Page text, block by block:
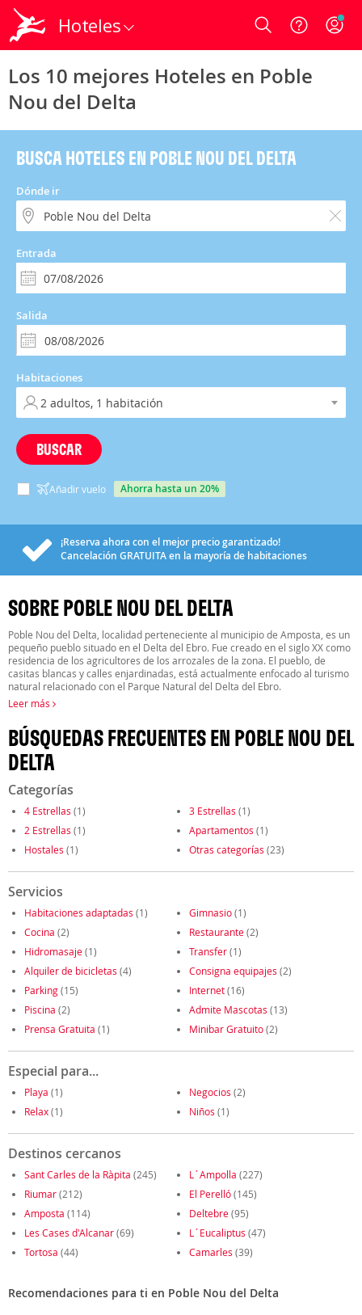
Hoteles Login
Los 10 mejores Hoteles en Poble
Nou del Delta
BUSCA HOTELES EN POBLE NOU DEL DELTA
Dónde ir
Entrada
Salida
Habitaciones
BUSCAR
Añadir vuelo ahorra hasta un 20%
¡Reserva ahora con el mejor precio garantizado!
Cancelación GRATUITAen la mayoría de habitaciones
SOBRE POBLE NOU DEL DELTA
Poble Nou del Delta, localidad perteneciente al municipio de Amposta, es un
pequeño pueblo situado en el Delta del Ebro. Fue creado en el siglo XX como
residencia de los agricultores de los arrozales de la zona. El pueblo, de
casitas blancas y calles enjardinadas, está actualmente enfocado al turismo
natural relacionado con el Parque Natural del Delta del Ebro.
Leer más
BÚSQUEDAS FRECUENTES EN POBLE NOU DEL
DELTA
Categorías
4 Estrellas (1) 3 Estrellas (1)
2 Estrellas (1) Apartamentos (1)
Hostales (1) Otras categorías (23)
Servicios
Habitaciones adaptadas (1) Gimnasio(1)
Cocina (2) Restaurante(2)
Hidromasaje(1) Transfer(1)
Alquiler de bicicletas (4) Consigna equipajes (2)
Parking(15) Internet(16)
Piscina (2) Admite Mascotas (13)
Prensa Gratuita (1) Minibar Gratuito(2)
Especial para...
Playa (1) Negocios (2)
Relax(1) Niños (1)
Destinos cercanos
Sant Carles de la Ràpita (245) L´Ampolla (227)
Riumar(212) El Perelló(145)
Amposta (114) Deltebre(95)
Les Cases d'Alcanar(69) L´Eucaliptus (47)
Tortosa (44) Camarles (39)
Recomendaciones para ti en Poble Nou del Delta